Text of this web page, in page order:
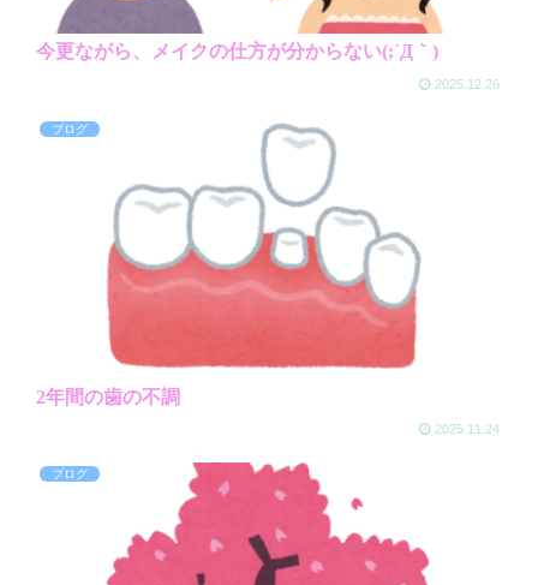
今更ながら、メイクの仕方が分からない(;´Д｀)
2025.12.26
ブログ
2年間の歯の不調
2025.11.24
ブログ